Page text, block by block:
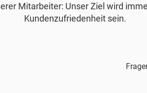
Mitarbeiter: Unser Ziel wird
Kundenzufriedenheit sein.